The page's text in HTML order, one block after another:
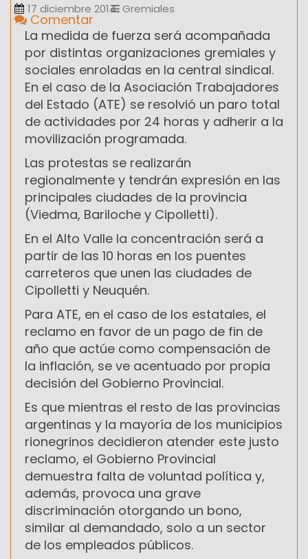
17 diciembre 2014 Gremiales
Comentar
La medida de fuerza será acompañada
por distintas ‎organizaciones gremiales y
sociales enroladas en la central sindical.
En el caso de la Asociación Trabajadores
del Estado (ATE) se resolvió un paro total
de actividades por 24 horas y adherir a la
movilización programada.
Las protestas se realizarán
regionalmente y tendrán expresión en las
principales ciudades de la provincia
(Viedma, Bariloche y Cipolletti).
En el Alto Valle la concentración será a
partir de las 10 horas en los puentes
carreteros que unen las ciudades de
Cipolletti y Neuquén.
Para ATE, en el caso de los estatales, el
reclamo en favor de un pago de fin de
año ‎que actúe como compensación de
la inflación, se ve acentuado por propia
decisión del Gobierno Provincial.
Es que mientras el resto de las provincias
argentinas y la mayoría de los municipios
rionegrinos decidieron atender este justo
reclamo, el Gobierno Provincial
demuestra falta de voluntad política y,
además, provoca una grave
discriminación otorgando un bono,
similar al demandado, solo a un sector
de los empleados públicos.